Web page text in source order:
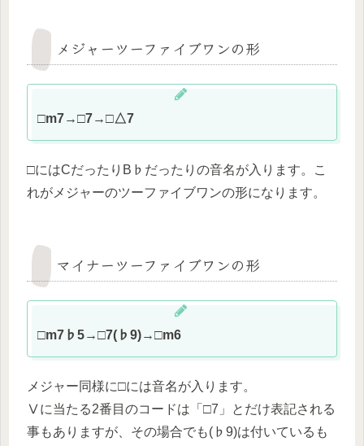
メジャーツーファイブワンの形
□m7→□7→□△7
□にはCだったりB♭だったりの音名が入ります。こ
れがメジャーのツーファイブワンの形になります。
マイナーツーファイブワンの形
□m7♭5→□7(♭9)→□m6
メジャー同様に□には音名が入ります。
Ⅴに当たる2番目のコードは「□7」とだけ表記される
事もありますが、その場合でも(♭9)は付いているも